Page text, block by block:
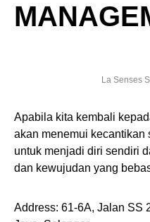
La Senses
Apabila kita kembali
akan menemui kecantikan
untuk menjadi diri sendiri
dan kewujudan yang
Address: 61-6A, Jalan SS